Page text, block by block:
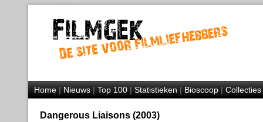
Home|Nieuws|Top 100|Statistieken|Bioscoop|Collecties
Dangerous Liaisons (2003)